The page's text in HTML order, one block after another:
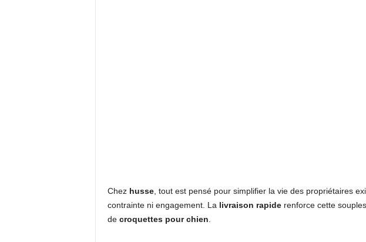
Chez husse, tout est pensé pour simplifier la vie des propriétaires
contrainte ni engagement. La livraison rapiderenforce cette
de croquettes pour chien